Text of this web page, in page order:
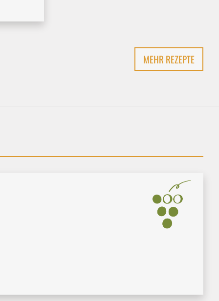
MEHR REZEPTE